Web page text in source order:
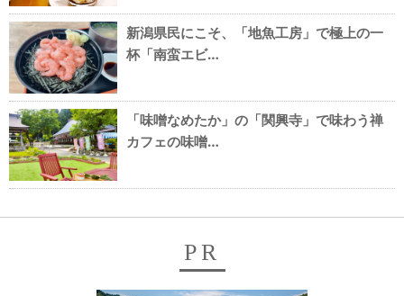
新潟県民にこそ、「地魚工房」で極上の一
杯「南蛮エビ…
「味噌なめたか」の「関興寺」で味わう禅
カフェの味噌…
PR